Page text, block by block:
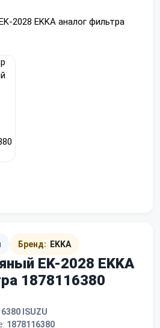
Бренд: EKKA
EK-2028 EKKA
1878116380
ISUZU
1878116380